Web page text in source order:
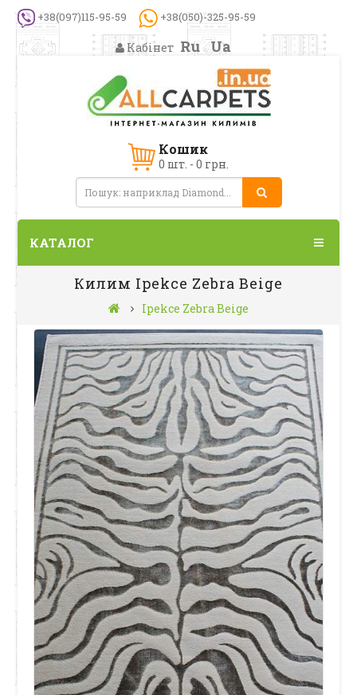
+38(097)115-95-59 +38(050)-325-95-59
Кабінет Ru Ua
Кошик
0 шт. - 0 грн.
КАТАЛОГ
Килим Ipekce Zebra Beige
Ipekce Zebra Beige